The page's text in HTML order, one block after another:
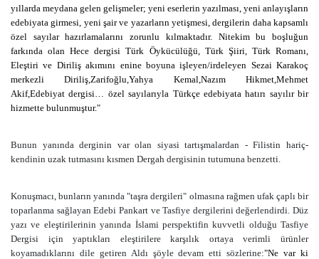
yıllarda meydana gelen gelişmeler; yeni eserlerin yazılması, yeni anlayışların
edebiyata girmesi, yeni şair ve yazarların yetişmesi, dergilerin daha kapsamlı
özel sayılar hazırlamalarını zorunlu kılmaktadır. Nitekim bu boşluğun
farkında olan Hece dergisi Türk Öykücülüğü, Türk Şiiri, Türk Romanı,
Eleştiri ve Diriliş akımını enine boyuna işleyen/irdeleyen Sezai Karakoç
merkezli Diriliş,Zarifoğlu,Yahya Kemal,Nazım Hikmet,Mehmet
Akif,Edebiyat dergisi… özel sayılarıyla Türkçe edebiyata hatırı sayılır bir
hizmette bulunmuştur."
Bunun yanında derginin var olan siyasi tartışmalardan - Filistin hariç-
kendinin uzak tutmasını kısmen Dergah dergisinin tutumuna benzetti.
Konuşmacı, bunların yanında "taşra dergileri" olmasına rağmen ufak çaplı bir
toparlanma sağlayan Edebi Pankart ve Tasfiye dergilerini değerlendirdi. Düz
yazı ve eleştirilerinin yanında İslami perspektifin kuvvetli olduğu Tasfiye
Dergisi için yaptıkları eleştirilere karşılık ortaya verimli ürünler
koyamadıklarını dile getiren Aldı şöyle devam etti sözlerine:"Ne var ki